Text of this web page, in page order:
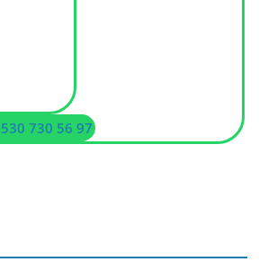
730 56 97